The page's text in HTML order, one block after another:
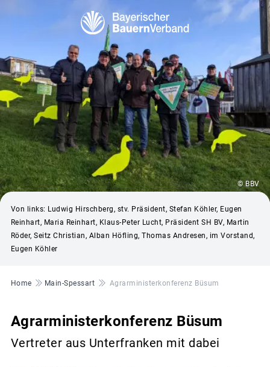
© BBV
Von links: Ludwig Hirschberg, stv. Präsident, Stefan Köhler, Eugen
Reinhart, Maria Reinhart, Klaus-Peter Lucht, Präsident SH BV, Martin
Röder, Seitz Christian, Alban Höfling, Thomas Andresen, im Vorstand,
Eugen Köhler
Pfadnavigation
Home Main-Spessart Agrarministerkonferenz Büsum
Agrarministerkonferenz Büsum
Vertreter aus Unterfranken mit dabei